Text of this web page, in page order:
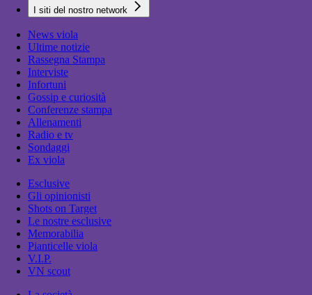
I siti del nostro network
News viola
Ultime notizie
Rassegna Stampa
Interviste
Infortuni
Gossip e curiosità
Conferenze stampa
Allenamenti
Radio e tv
Sondaggi
Ex viola
Esclusive
Gli opinionisti
Shots on Target
Le nostre esclusive
Memorabilia
Pianticelle viola
V.I.P.
VN scout